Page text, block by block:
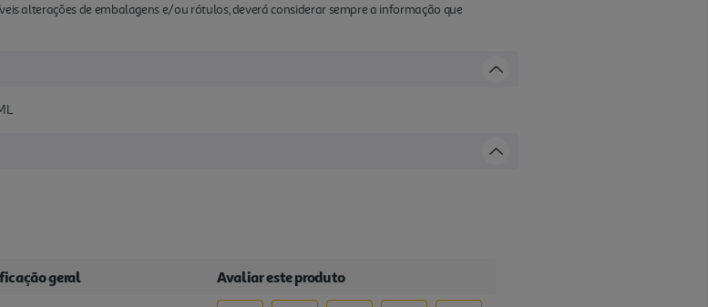
alterações de embalagens e/ou rótulos, deverá considerar sempre a informação que